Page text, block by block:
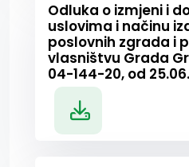
Odluka o izmjeni i
uslovima i načinu
poslovnih zgrada i
vlasništvu Grada
04-144-20, od